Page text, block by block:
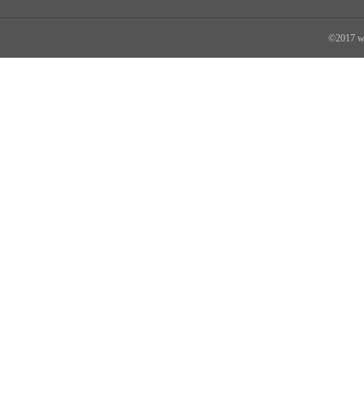
©2017